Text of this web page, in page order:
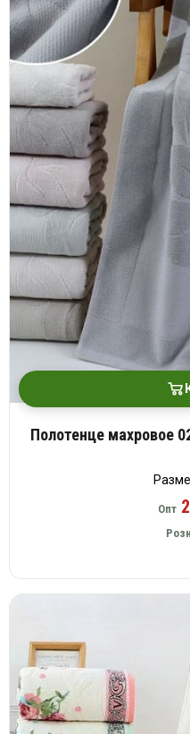
Полотенце махровое
Опт
Розн